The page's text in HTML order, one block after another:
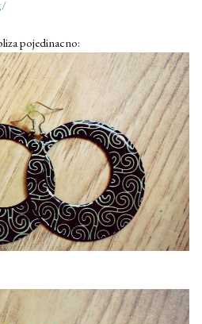
pojedinacno: